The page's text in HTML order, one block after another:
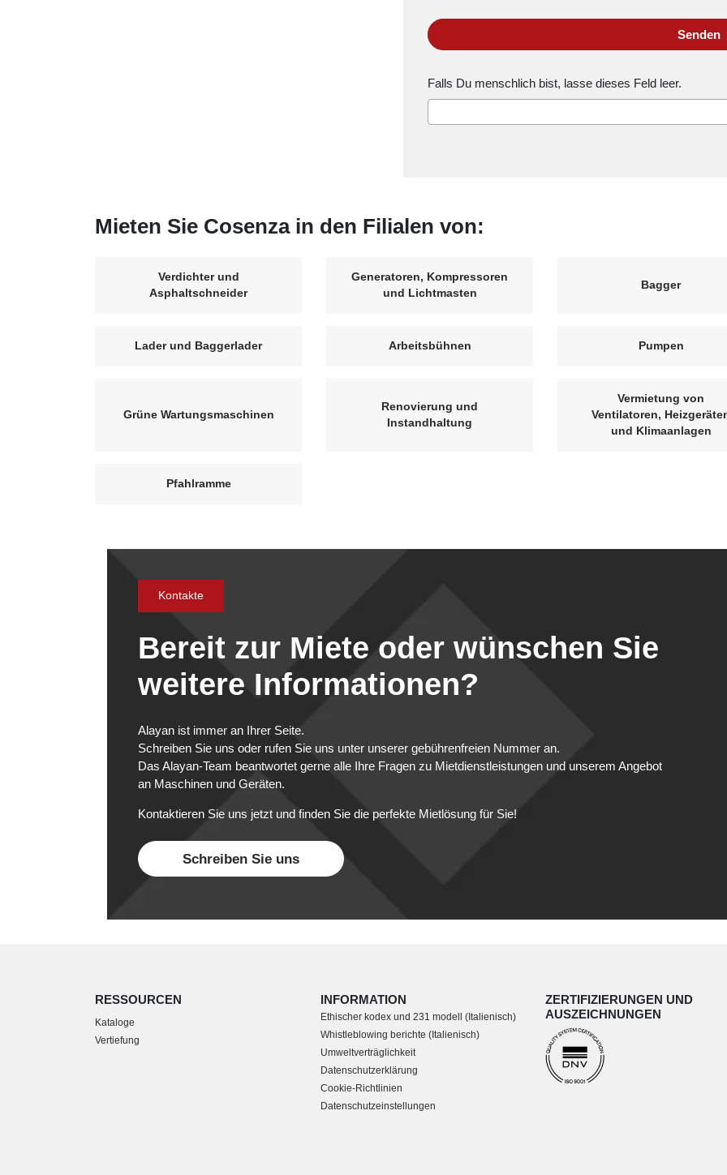
Senden
Falls Du menschlich bist, lasse dieses Feld leer.
Mieten Sie Cosenza in den Filialen von:
Verdichter und
Asphaltschneider
Generatoren, Kompressoren
und Lichtmasten
Bagger
Lader und Baggerlader Arbeitsbühnen Pumpen
Grüne Wartungsmaschinen
Renovierung und
Instandhaltung
Vermietung von
Ventilatoren,
und Klimaanlagen
Pfahlramme
Kontakte
Bereit zur Miete oder wünschen Sie
weitere Informationen?
Alayan ist immer an Ihrer Seite.
Schreiben Sie uns oder rufen Sie uns unter unserer gebührenfreien Nummer an.
Das Alayan-Team beantwortet gerne alle Ihre Fragen zu Mietdienstleistungen und unserem Angebot
an Maschinen und Geräten.
Kontaktieren Sie uns jetzt und finden Sie die perfekte Mietlösung für Sie!
Schreiben Sie uns
RESSOURCEN
Kataloge
Vertiefung
INFORMATION
Ethischer kodex und 231 modell (Italienisch)
Whistleblowing berichte (Italienisch)
Umweltverträglichkeit
Datenschutzerklärung
Cookie-Richtlinien
Datenschutzeinstellungen
ZERTIFIZIERUNGEN UND
AUSZEICHNUNGEN